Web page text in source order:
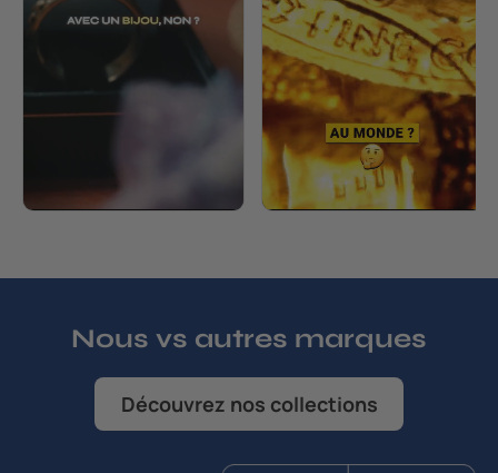
Nous vs autres marques
Découvrez nos collections